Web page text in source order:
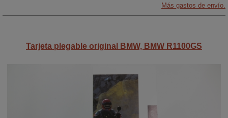
Más gastos de envío.
Tarjeta plegable original BMW, BMW R1100GS